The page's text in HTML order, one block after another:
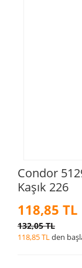
Condor
Kaşık 226
118,85 TL
132,05 TL
118,85 TLden